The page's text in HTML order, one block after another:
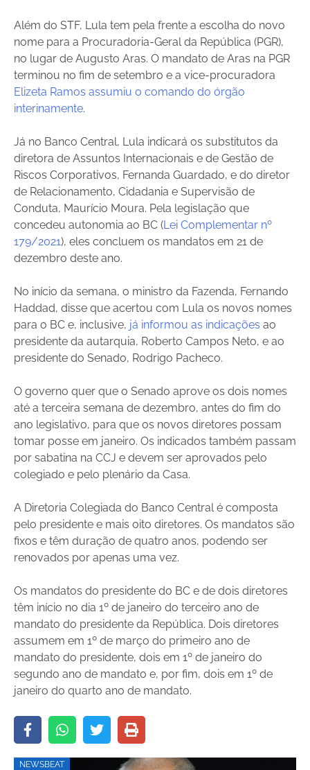
Além do STF, Lula tem pela frente a escolha do novo
nome para a Procuradoria-Geral da República (PGR),
no lugar de Augusto Aras. O mandato de Aras na PGR
terminou no fim de setembro e a vice-procuradora
Elizeta Ramos assumiu o comando do órgão
interinamente.
Já no Banco Central, Lula indicará os substitutos da
diretora de Assuntos Internacionais e de Gestão de
Riscos Corporativos, Fernanda Guardado, e do diretor
de Relacionamento, Cidadania e Supervisão de
Conduta, Maurício Moura. Pela legislação que
concedeu autonomia ao BC (Lei Complementar nº
179/2021), eles concluem os mandatos em 21 de
dezembro deste ano.
No início da semana, o ministro da Fazenda, Fernando
Haddad, disse que acertou com Lula os novos nomes
para o BC e, inclusive, já informou as indicações ao
presidente da autarquia, Roberto Campos Neto, e ao
presidente do Senado, Rodrigo Pacheco.
O governo quer que o Senado aprove os dois nomes
até a terceira semana de dezembro, antes do fim do
ano legislativo, para que os novos diretores possam
tomar posse em janeiro. Os indicados também passam
por sabatina na CCJ e devem ser aprovados pelo
colegiado e pelo plenário da Casa.
A Diretoria Colegiada do Banco Central é composta
pelo presidente e mais oito diretores. Os mandatos são
fixos e têm duração de quatro anos, podendo ser
renovados por apenas uma vez.
Os mandatos do presidente do BC e de dois diretores
têm início no dia 1º de janeiro do terceiro ano de
mandato do presidente da República. Dois diretores
assumem em 1º de março do primeiro ano de
mandato do presidente, dois em 1º de janeiro do
segundo ano de mandato e, por fim, dois em 1º de
janeiro do quarto ano de mandato.
NEWSBEAT